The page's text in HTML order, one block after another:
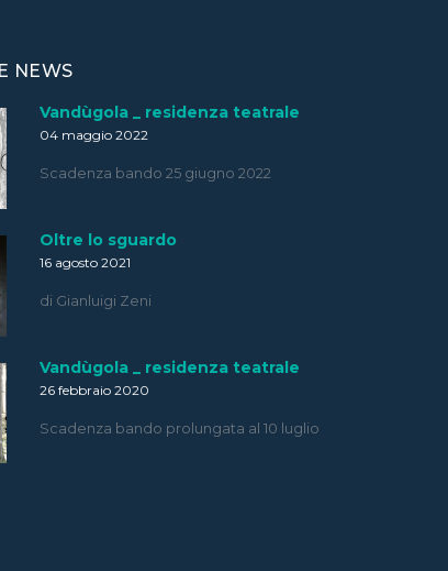
NEWS
Vandùgola _ residenza teatrale
04 maggio 2022
Scadenza bando 25 giugno 2022
Oltre lo sguardo
16 agosto 2021
di Gianluigi Zeni
Vandùgola _ residenza teatrale
26 febbraio 2020
Scadenza bando prolungata al 10 luglio